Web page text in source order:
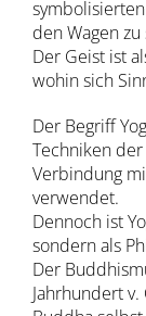
den Wagen
Der Geist ist
wohin sich
Der Begriff
Techniken
Verbindung
verwendet.
Dennoch ist
sondern als
Der
Jahrhundert